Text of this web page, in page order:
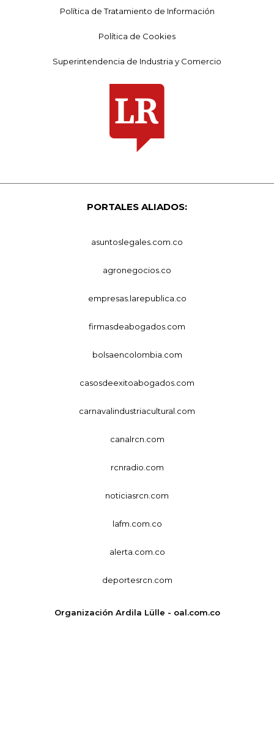
Política de Tratamiento de Información
Política de Cookies
Superintendencia de Industria y Comercio
PORTALES ALIADOS:
asuntoslegales.com.co
agronegocios.co
empresas.larepublica.co
firmasdeabogados.com
bolsaencolombia.com
casosdeexitoabogados.com
carnavalindustriacultural.com
canalrcn.com
rcnradio.com
noticiasrcn.com
lafm.com.co
alerta.com.co
deportesrcn.com
Organización Ardila Lülle - oal.com.co